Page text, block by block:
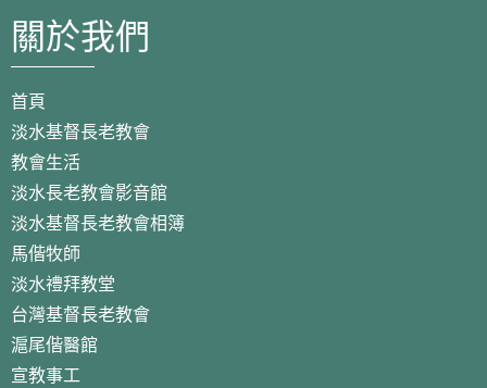
關於我們
首頁
淡水基督長老教會
教會生活
淡水長老教會影音館
淡水基督長老教會相簿
馬偕牧師
淡水禮拜教堂
台灣基督長老教會
滬尾偕醫館
宣教事工